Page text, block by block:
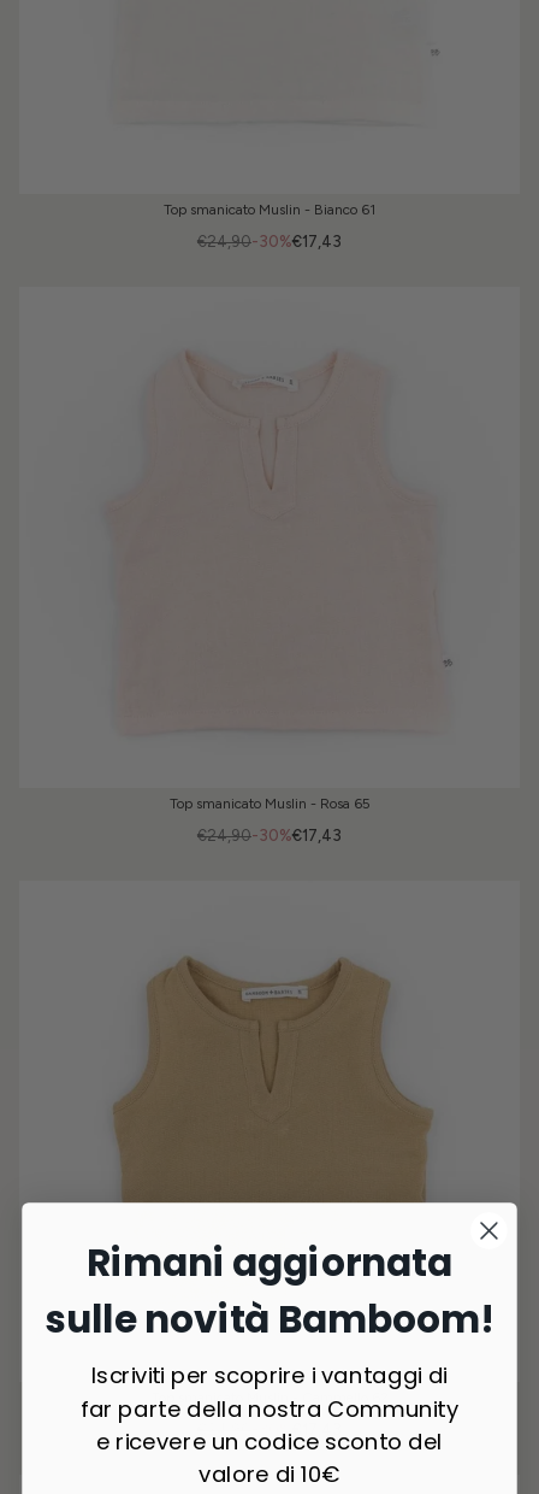
Top smanicato Muslin - Bianco 61
-30%
€24,90 €17,43
Top smanicato Muslin - Rosa 65
-30%
€24,90 €17,43
Top smanicato Muslin - Cammello 62
-30%
Rimani aggiornata
sulle novità Bamboom!
Iscriviti per scoprire i vantaggi di
far parte della nostra Community
e ricevere un codice sconto del
valore di 10€